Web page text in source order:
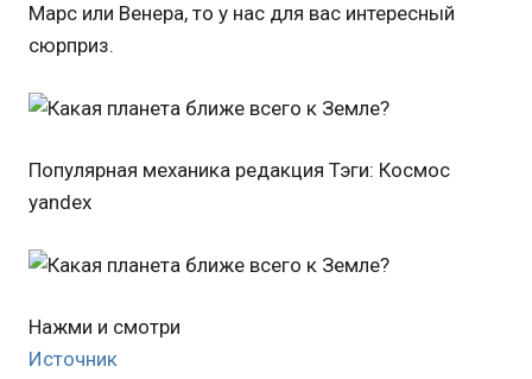
Марс или Венера, то у нас для вас интересный
сюрприз.
Популярная механика редакция Тэги: Космос
yandex
Нажми и смотри
Источник